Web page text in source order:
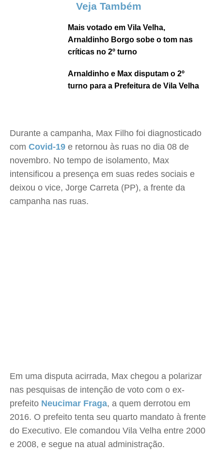
Veja Também
Mais votado em Vila Velha,
Arnaldinho Borgo sobe o tom nas
críticas no 2º turno
Arnaldinho e Max disputam o 2º
turno para a Prefeitura de Vila Velha
Durante a campanha, Max Filho foi diagnosticado
com Covid-19 e retornou às ruas no dia 08 de
novembro. No tempo de isolamento, Max
intensificou a presença em suas redes sociais e
deixou o vice, Jorge Carreta (PP), a frente da
campanha nas ruas.
Em uma disputa acirrada, Max chegou a polarizar
nas pesquisas de intenção de voto com o ex-
prefeito Neucimar Fraga, a quem derrotou em
2016. O prefeito tenta seu quarto mandato à frente
do Executivo. Ele comandou Vila Velha entre 2000
e 2008, e segue na atual administração.